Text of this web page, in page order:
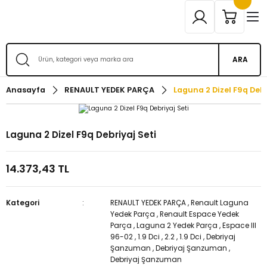
ARA
Anasayfa RENAULT YEDEK PARÇA Laguna 2 Dizel F9q
Laguna 2 Dizel F9q Debriyaj Seti
14.373,43 TL
Kategori RENAULT YEDEK PARÇA ,Renault Laguna
Yedek Parça ,Renault Espace Yedek
Parça ,Laguna 2 Yedek Parça ,Espace III
96-02 ,1.9 Dci ,2.2 ,1.9 Dci ,Debriyaj
Şanzuman ,Debriyaj Şanzuman ,
Debriyaj Şanzuman